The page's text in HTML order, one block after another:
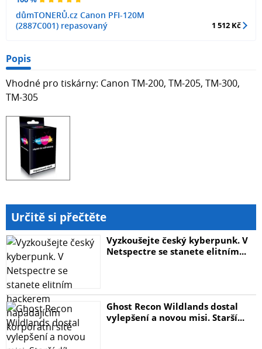
důmTONERŮ.cz Canon PFI-120M
(2887C001) repasovaný
1 512 Kč
Popis
Vhodné pro tiskárny: Canon TM-200, TM-205, TM-300,
TM-305
Určitě si přečtěte
Vyzkoušejte český kyberpunk. V
Netspectre se stanete elitním...
Ghost Recon Wildlands dostal
vylepšení a novou misi. Starší...